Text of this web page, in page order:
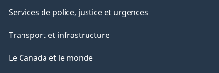
Services de police, justice et urgences
Transport et infrastructure
Le Canada et le monde